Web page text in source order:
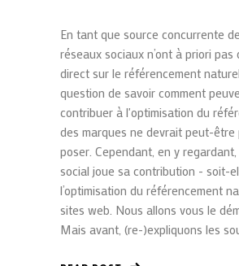
En tant que source concurrente
réseaux sociaux n’ont à priori pas
direct sur le référencement
question de savoir comment
contribuer à l'optimisation du
des marques ne devrait peut-être
poser. Cependant, en y
social joue sa contribution - soit-
l’optimisation du référencement
sites web. Nous allons vous le
Mais avant, (re-)expliquons les